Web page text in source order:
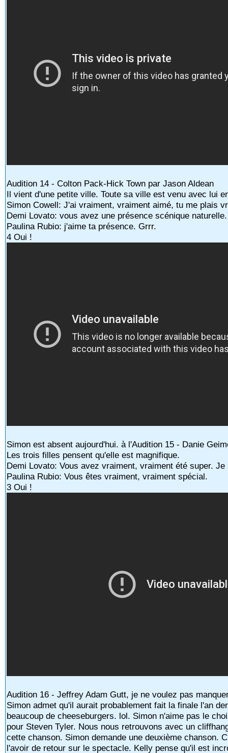
Audition 14 - Colton Pack-Hick Town par Jason Aldean
Il vient d'une petite ville. Toute sa ville est venu avec lui
Simon Cowell: J'ai vraiment, vraiment aimé, tu me plais
Demi Lovato: vous avez une présence scénique naturelle.
Paulina Rubio: j'aime ta présence. Grrr.
4 Oui !
Simon est absent aujourd'hui. à l'Audition 15 - Danie
Les trois filles pensent qu'elle est magnifique.
Demi Lovato: Vous avez vraiment, vraiment été super.
Paulina Rubio: Vous êtes vraiment, vraiment spécial.
3 Oui !
Audition 16 - Jeffrey Adam Gutt, je ne voulez pas
Simon admet qu'il aurait probablement fait la finale l'an
beaucoup de cheeseburgers. lol. Simon n'aime pas le
pour Steven Tyler. Nous nous retrouvons avec un
cette chanson. Simon demande une deuxième chanson.
l'avoir de retour sur le spectacle. Kelly pense qu'il est